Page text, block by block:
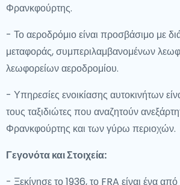
Φρανκφούρτης.
- Το αεροδρόμιο είναι προσβάσιμο με
μεταφοράς, συμπεριλαμβανομένων
λεωφορείων αεροδρομίου.
- Υπηρεσίες ενοικίασης αυτοκινήτων
τους ταξιδιώτες που αναζητούν
Φρανκφούρτης και των γύρω περιοχών.
Γεγονότα και Στοιχεία:
- Ξεκίνησε το 1936, το FRA είναι ένα